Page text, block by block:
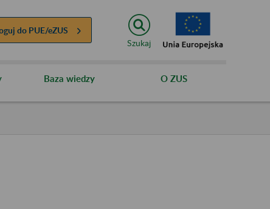
do PUE/eZUS
Szukaj
Baza wiedzy O ZUS